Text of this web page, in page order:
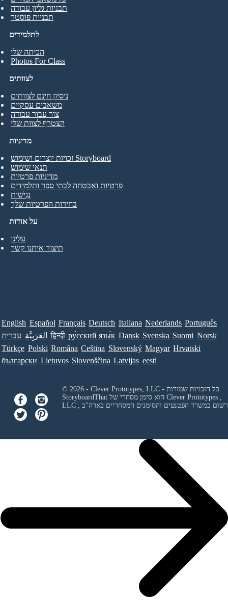
לתלמידים
הכיתה שלי
Photos For Class
תבניות גליון עבודה
תבניות פוסטר
לצוותים
ניסיון חינם לצוותים
משאבים עסקיים
צור עבור עבודה
הצטרף לצוות שלי
על אודות
עלינו
תיצור איתנו קשר
מדיניות
זכויות יוצרים ושימוש Storyboard
תנאי שימוש
מדיניות פרטיות
פרטיות ואבטחה לבתי ספר ותלמידים
נְגִישׁוּת
בחירות הפרטיות שלך
English Español Français Deutsch Italiana Nederlands Português
עברית العَرَبِيَّة हिन्दी ру́сский язы́к Dansk Svenska Suomi Norsk
Türkçe Polski Româna Ceština Slovenský Magyar Hrvatski
български Lietuvos Slovenščina Latvijas eesti
© 2026 - Clever Prototypes, LLC - כל הזכויות שמורות.
Clever Prototypes ,
LLC
ורשום במשרד הפטנטים והסימנים המסחריים בארה"ב